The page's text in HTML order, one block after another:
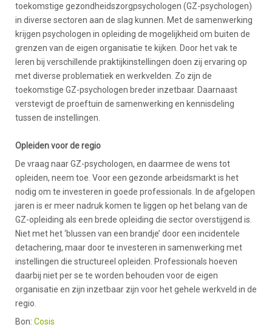
toekomstige gezondheidszorgpsychologen (GZ-psychologen)
in diverse sectoren aan de slag kunnen. Met de samenwerking
krijgen psychologen in opleiding de mogelijkheid om buiten de
grenzen van de eigen organisatie te kijken. Door het vak te
leren bij verschillende praktijkinstellingen doen zij ervaring op
met diverse problematiek en werkvelden. Zo zijn de
toekomstige GZ-psychologen breder inzetbaar. Daarnaast
verstevigt de proeftuin de samenwerking en kennisdeling
tussen de instellingen.
Opleiden voor de regio
De vraag naar GZ-psychologen, en daarmee de wens tot
opleiden, neem toe. Voor een gezonde arbeidsmarkt is het
nodig om te investeren in goede professionals. In de afgelopen
jaren is er meer nadruk komen te liggen op het belang van de
GZ-opleiding als een brede opleiding die sector overstijgend is.
Niet met het ‘blussen van een brandje’ door een incidentele
detachering, maar door te investeren in samenwerking met
instellingen die structureel opleiden. Professionals hoeven
daarbij niet per se te worden behouden voor de eigen
organisatie en zijn inzetbaar zijn voor het gehele werkveld in de
regio.
Bon: Cosis